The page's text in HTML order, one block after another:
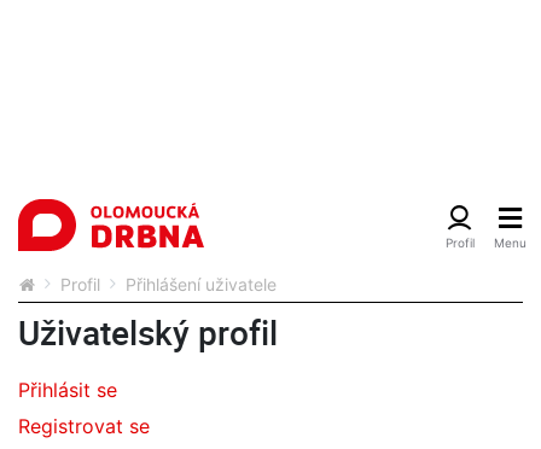
Profil Přihlášení uživatele
Uživatelský profil
Přihlásit se
Registrovat se